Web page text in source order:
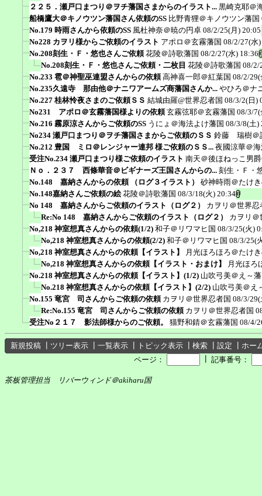
２２５．瀬戸口まつり＠ヲチ藩国さまからのイラスト... 黒崎克耶＠
船橋鷹大＠キノウツン藩国さん依頼のSS 比野青狸＠キノウツン藩国
No.179 時雨さんから依頼のSS 風杜神奈＠暁の円卓 08/2/25(月) 20:05
No228 カヲリ様からご依頼のイラスト アポロ＠玄霧藩国 08/2/27(水
No.208刻生・Ｆ・悠也さんご依頼 花陵＠詩歌藩国 08/2/27(水) 18:36
No.208刻生・Ｆ・悠也さんご依頼・二枚目 花陵＠詩歌藩国 08/2/
No.233 雹＠神聖巫連盟さんからの依頼 高神喜一郎＠紅葉国 08/2/29(
No.235久遠寺 那由他＠ナニワアームズ商藩国さんか... やひろ＠ナ
No.227 桂林怜夜さまのご依頼ＳＳ 結城由羅@世界忍者国 08/3/2(日)
No231 アポロ＠玄霧藩国様よりの依頼 玄霧弦耶＠玄霧藩国 08/3/7(
No.216 霧原涼さんからご依頼のSS うにょ＠海法よけ藩国 08/3/8(土)
No234 瀬戸口まつり＠ヲチ藩国さまからご依頼のＳＳ 鈴藤 瑞樹＠
No.212 豊国 ミロ＠レンジャー連邦 様ご依頼のＳＳ... 夜國涼華＠
受注No.234 瀬戸口まつり様ご依頼のイラスト 南天＠後ほねっこ男
Ｎｏ．２３７ 西條華音＠ビギナーズ王国さんからの... 刻生・Ｆ・
No.148 嘉納さんからの依頼 （ログ３イラスト）
砂神時雨＠たけ
No.148嘉納さんご依頼の絵 花陵＠詩歌藩国 08/3/18(火) 20:34
No 148 嘉納さんからご依頼のイラスト（ログ２）
カヲリ＠世界忍
Re:No 148 嘉納さんからご依頼のイラスト（ログ２）
カヲリ＠
No,218 神室想真さんからの依頼(1/2) 和子＠リワマヒ国 08/3/25(火)
No,218 神室想真さんからの依頼(2/2) 和子＠リワマヒ国 08/3/25(
No,218 神室想真さんからの依頼【イラスト】
月光ほろほろ＠たけ
No,218 神室想真さんからの依頼【イラスト・おまけ】
月光ほろ
No.218 神室想真さんからの依頼【イラスト】(1/2) 山吹弓美＠え～
No.218 神室想真さんからの依頼【イラスト】(2/2) 山吹弓美＠え
No.155 竜宮 司さんからご依頼の依頼 カヲリ＠世界忍者国 08/3/29(
Re:No.155 竜宮 司さんからご依頼の依頼 カヲリ＠世界忍者国
受注No２１７ 影法師様からのご依頼。
猫野和錆＠玄霧藩国 08/4/
新規投稿 ツリー表示 一覧表示 トピック表示 検索 設定
ホー
ページ：
記事番号：
茶板管理担当 リバーウィンド＠akiharu国